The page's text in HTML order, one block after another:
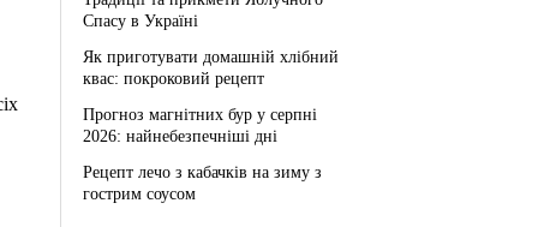
Спасу в Україні
Як приготувати домашній хлібний
квас: покроковий рецепт
Прогноз магнітних бур у серпні
2026: найнебезпечніші дні
Рецепт лечо з кабачків на зиму з
гострим соусом